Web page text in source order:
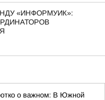
«ИНФОРМУИК»:
о важном: В Южной